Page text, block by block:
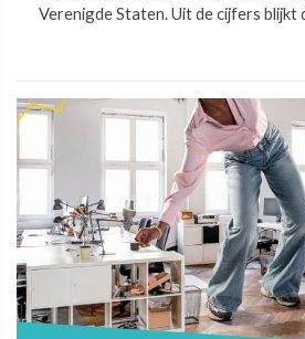
Verenigde Staten. Uit de cijfers blijkt